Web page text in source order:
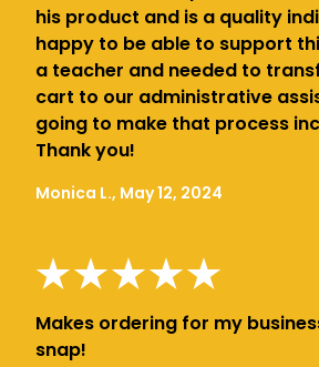
his product and is a quality
happy to be able to support
a teacher and needed to
cart to our administrative
going to make that process
Thank you!
Monica L., May 12, 2024
Makes ordering for my
snap!